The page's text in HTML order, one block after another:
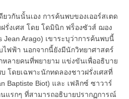
วกันนั้นเอง การค้นพบของเออร์สเตด
รั่งเศส โดย โดมินิก ฟร็องซัวส์ ฌอง
Jean Arago) เขาระบุว่าการค้นพบนี้
ฟฟ้า นอกจากนี้ยังมีนักวิทยาศาสตร์
หลายคนที่พยายาม แข่งขันเพื่ออธิบาย
โดยเฉพาะนักทดลองชาวฝรั่งเศสที่
Baptiste Biot) และ เฟลิกซ์ ซาวาร์
แรกๆ ที่สามารถอธิบายปรากฏการณ์